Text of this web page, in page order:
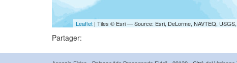
Leaflet| Tiles © Esri — Source: Esri, DeLorme, NAVTEQ,
Partager: